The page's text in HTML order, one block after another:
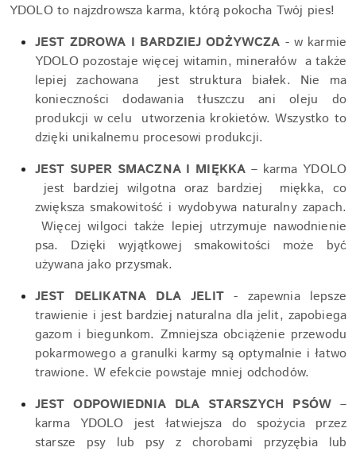
YDOLO to najzdrowsza karma, którą pokocha Twój pies!
JEST ZDROWA I BARDZIEJ ODŻYWCZA - w karmie
YDOLO pozostaje więcej witamin, minerałów a także
lepiej zachowana jest struktura białek. Nie ma
konieczności dodawania tłuszczu ani oleju do
produkcji w celu utworzenia krokietów. Wszystko to
dzięki unikalnemu procesowi produkcji.
JEST SUPER SMACZNA I MIĘKKA – karma YDOLO
jest bardziej wilgotna oraz bardziej miękka, co
zwiększa smakowitość i wydobywa naturalny zapach.
Więcej wilgoci także lepiej utrzymuje nawodnienie
psa. Dzięki wyjątkowej smakowitości może być
używana jako przysmak.
JEST DELIKATNA DLA JELIT - zapewnia lepsze
trawienie i jest bardziej naturalna dla jelit, zapobiega
gazom i biegunkom. Zmniejsza obciążenie przewodu
pokarmowego a granulki karmy są optymalnie i łatwo
trawione. W efekcie powstaje mniej odchodów.
JEST ODPOWIEDNIA DLA STARSZYCH PSÓW –
karma YDOLO jest łatwiejsza do spożycia przez
starsze psy lub psy z chorobami przyzębia lub